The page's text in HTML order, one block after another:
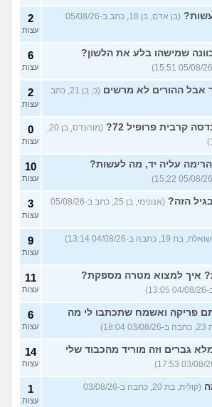
בבית
איך
5
עצות
מזה שהזמן
24)
9
עצות
כל
5
עצות
בן 22) עצות
בודדה מאוד בלי חברים כבר 5
להכיר
5
עצות
שאלות חדשות במדור
(בן אדם, בן 18, כתב ב-05/08/26
2
עצות
שמישהו בלע את הלשון? 6
עצות
אבל ההורים לא מרשים
(כ, בן 21, כתב
2
עצות
קרבית פרופיל 72? 0
עצות
עליה יד, מה לעשות? 10
עצות
הזה?
(אנונימי, בן 25, כתב ב-05/08/26
3
עצות
בת 19, כתבה ב-04/08/26 13:14) 9
עצות
איך למצוא מטרה מספקת? 11
עצות
פריקה ואשמח שתכתבו לי מה
6
עצות
גברים וזה מוריד מהכבוד שלי 14
עצות
(קולית, בת 20, כתבה ב-03/08/26
1
עצות